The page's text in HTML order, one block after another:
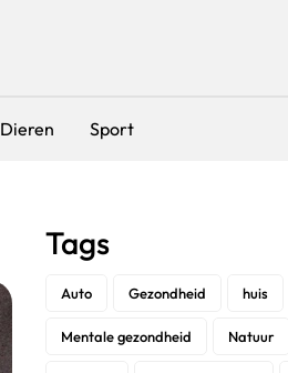
Dieren Sport
Tags
Auto Gezondheid huis
Mentale gezondheid Natuur